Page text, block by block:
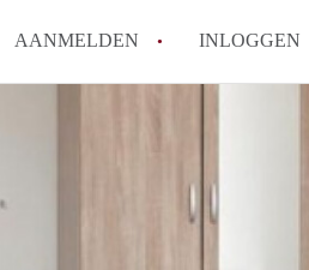
AANMELDEN INLOGGEN